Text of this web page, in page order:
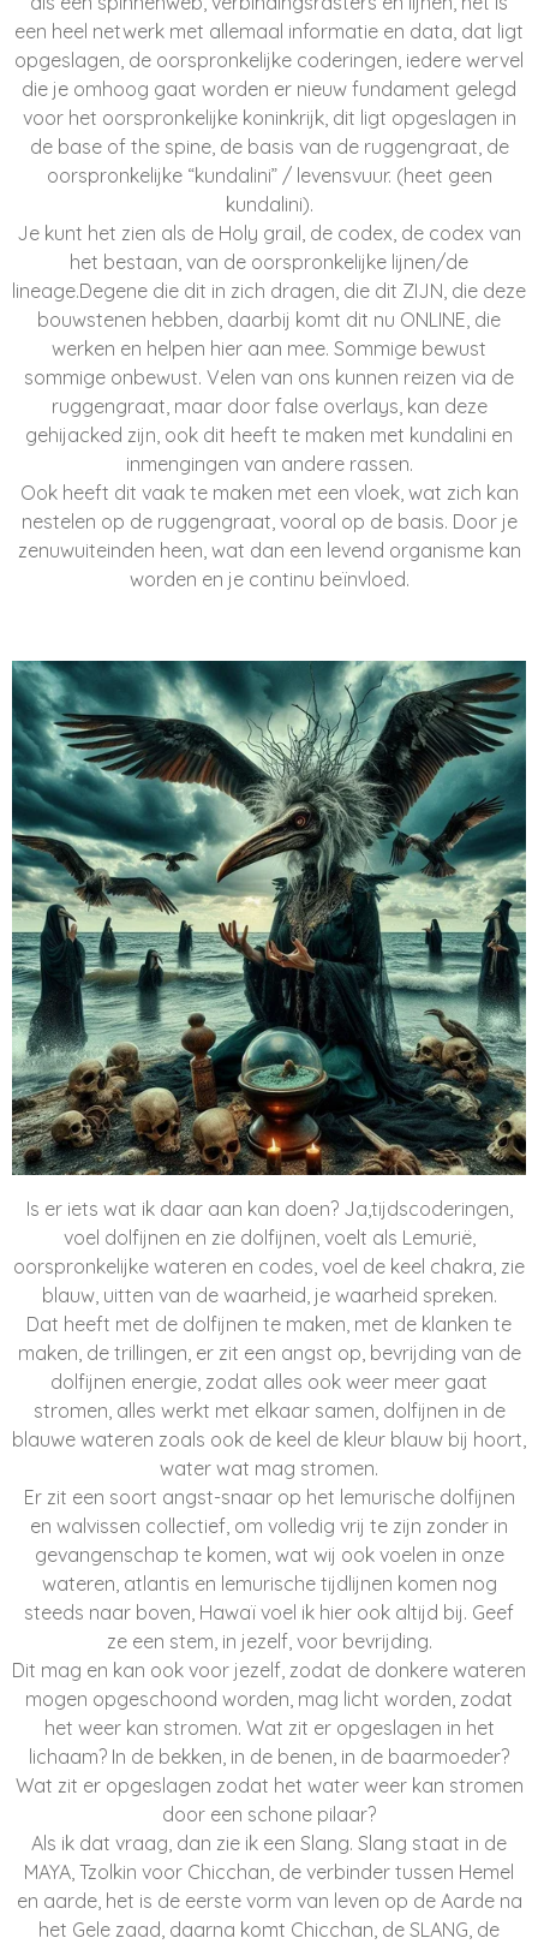
een heel netwerk met allemaal informatie en data, dat ligt
opgeslagen, de oorspronkelijke coderingen, iedere wervel
die je omhoog gaat worden er nieuw fundament gelegd
voor het oorspronkelijke koninkrijk, dit ligt opgeslagen in
de base of the spine, de basis van de ruggengraat, de
oorspronkelijke “kundalini” / levensvuur. (heet geen
kundalini).
Je kunt het zien als de Holy grail, de codex, de codex van
het bestaan, van de oorspronkelijke lijnen/de
lineage.Degene die dit in zich dragen, die dit ZIJN, die deze
bouwstenen hebben, daarbij komt dit nu ONLINE, die
werken en helpen hier aan mee. Sommige bewust
sommige onbewust. Velen van ons kunnen reizen via de
ruggengraat, maar door false overlays, kan deze
gehijacked zijn, ook dit heeft te maken met kundalini en
inmengingen van andere rassen.
Ook heeft dit vaak te maken met een vloek, wat zich kan
nestelen op de ruggengraat, vooral op de basis. Door je
zenuwuiteinden heen, wat dan een levend organisme kan
worden en je continu beïnvloed.
Is er iets wat ik daar aan kan doen? Ja,tijdscoderingen,
voel dolfijnen en zie dolfijnen, voelt als Lemurië,
oorspronkelijke wateren en codes, voel de keel chakra, zie
blauw, uitten van de waarheid, je waarheid spreken.
Dat heeft met de dolfijnen te maken, met de klanken te
maken, de trillingen, er zit een angst op, bevrijding van de
dolfijnen energie, zodat alles ook weer meer gaat
stromen, alles werkt met elkaar samen, dolfijnen in de
blauwe wateren zoals ook de keel de kleur blauw bij hoort,
water wat mag stromen.
Er zit een soort angst-snaar op het lemurische dolfijnen
en walvissen collectief, om volledig vrij te zijn zonder in
gevangenschap te komen, wat wij ook voelen in onze
wateren, atlantis en lemurische tijdlijnen komen nog
steeds naar boven, Hawaï voel ik hier ook altijd bij. Geef
ze een stem, in jezelf, voor bevrijding.
Dit mag en kan ook voor jezelf, zodat de donkere wateren
mogen opgeschoond worden, mag licht worden, zodat
het weer kan stromen. Wat zit er opgeslagen in het
lichaam? In de bekken, in de benen, in de baarmoeder?
Wat zit er opgeslagen zodat het water weer kan stromen
door een schone pilaar?
Als ik dat vraag, dan zie ik een Slang. Slang staat in de
MAYA, Tzolkin voor Chicchan, de verbinder tussen Hemel
en aarde, het is de eerste vorm van leven op de Aarde na
het Gele zaad, daarna komt Chicchan, de SLANG, de